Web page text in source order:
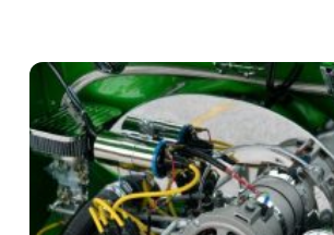
överg...